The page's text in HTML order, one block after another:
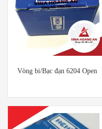
Vòng bi/Bạc đạn 6204 Open